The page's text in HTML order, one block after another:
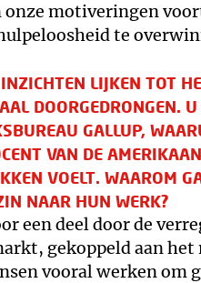
onze motiveringen
te
LIJKEN TOT
DOORGEDRONGEN.
GALLUP,
VAN DE
VOELT. WAAROM
NAAR HUN WERK?
een deel door de
gekoppeld aan
vooral werken om